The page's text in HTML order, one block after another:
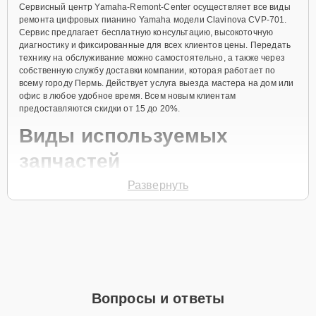
Сервисный центр Yamaha-Remont-Center осуществляет все виды
ремонта цифровых пианино Yamaha модели Clavinova CVP-701.
Сервис предлагает бесплатную консультацию, высокоточную
диагностику и фиксированные для всех клиентов цены. Передать
технику на обслуживание можно самостоятельно, а также через
собственную службу доставки компании, которая работает по
всему городу Пермь. Действует услуга выезда мастера на дом или
офис в любое удобное время. Всем новым клиентам
предоставляются скидки от 15 до 20%.
Виды используемых
запчастей
Для ремонта цифрового пианино модели Clavinova CVP-701
активное использование устройства дольше
Развернуть
Вопросы и ответы